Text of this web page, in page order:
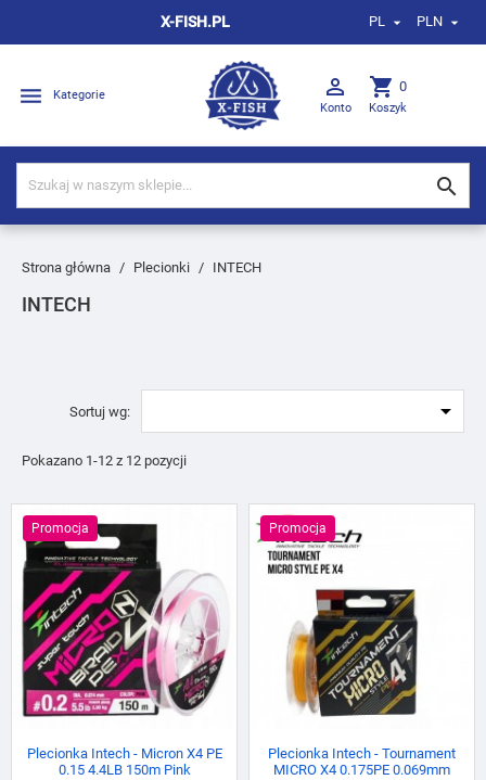
X-FISH.PL PL  PLN 
 Kategorie 
Konto
shopping_cart 0
Koszyk

Strona główna Plecionki INTECH
INTECH
Sortuj wg: 
Pokazano 1-12 z 12 pozycji
Promocja
Plecionka Intech - Micron X4 PE
0.15 4.4LB 150m Pink
Promocja
Plecionka Intech - Tournament
MICRO X4 0.175PE 0.069mm